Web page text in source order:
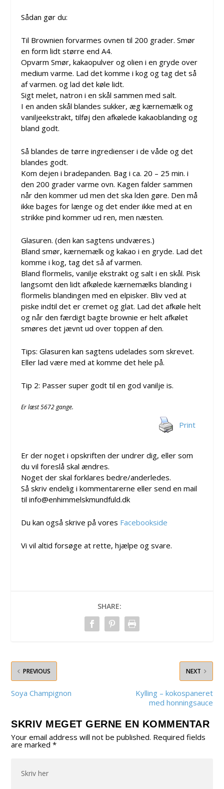
Sådan gør du:
Til Brownien forvarmes ovnen til 200 grader. Smør
en form lidt større end A4.
Opvarm Smør, kakaopulver og olien i en gryde over
medium varme. Lad det komme i kog og tag det så
af varmen. og lad det køle lidt.
Sigt melet, natron i en skål sammen med salt.
I en anden skål blandes sukker, æg kærnemælk og
vaniljeekstrakt, tilføj den afkølede kakaoblanding og
bland godt.
Så blandes de tørre ingredienser i de våde og det
blandes godt.
Kom dejen i bradepanden. Bag i ca. 20 – 25 min. i
den 200 grader varme ovn. Kagen falder sammen
når den kommer ud men det ska lden gøre. Den må
ikke bages for længe og det ender ikke med at en
strikke pind kommer ud ren, men næsten.
Glasuren. (den kan sagtens undværes.)
Bland smør, kærnemælk og kakao i en gryde. Lad det
komme i kog, tag det så af varmen.
Bland flormelis, vanilje ekstrakt og salt i en skål. Pisk
langsomt den lidt afkølede kærnemælks blanding i
flormelis blandingen med en elpisker. Bliv ved at
piske indtil det er cremet og glat. Lad det afkøle helt
og når den færdigt bagte brownie er helt afkølet
smøres det jævnt ud over toppen af den.
Tips: Glasuren kan sagtens udelades som skrevet.
Eller lad være med at komme det hele på.
Tip 2: Passer super godt til en god vanilje is.
Er læst 5672 gange.
Print
Er der noget i opskriften der undrer dig, eller som
du vil foreslå skal ændres.
Noget der skal forklares bedre/anderledes.
Så skriv endelig i kommentarerne eller send en mail
til info@enhimmelskmundfuld.dk
Du kan også skrive på vores Facebookside
Vi vil altid forsøge at rette, hjælpe og svare.
SHARE:
PREVIOUS
Soya Champignon
NEXT
Kylling – kokospaneret
med honningsauce
SKRIV MEGET GERNE EN KOMMENTAR
Your email address will not be published. Required fields
are marked*